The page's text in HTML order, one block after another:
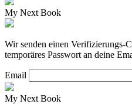
My Next Book
Wir senden einen Verifizierungs-
temporäres Passwort an deine
Email
My Next Book